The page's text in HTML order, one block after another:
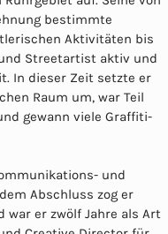
bestimmte
Aktivitäten bis
Streetartist aktiv und
In dieser Zeit setzte er
Raum um, war Teil
gewann viele Graffiti-
und
Abschluss zog er
war er zwölf Jahre als Art